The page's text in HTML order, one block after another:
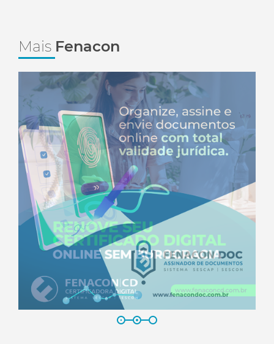
Mais Fenacon